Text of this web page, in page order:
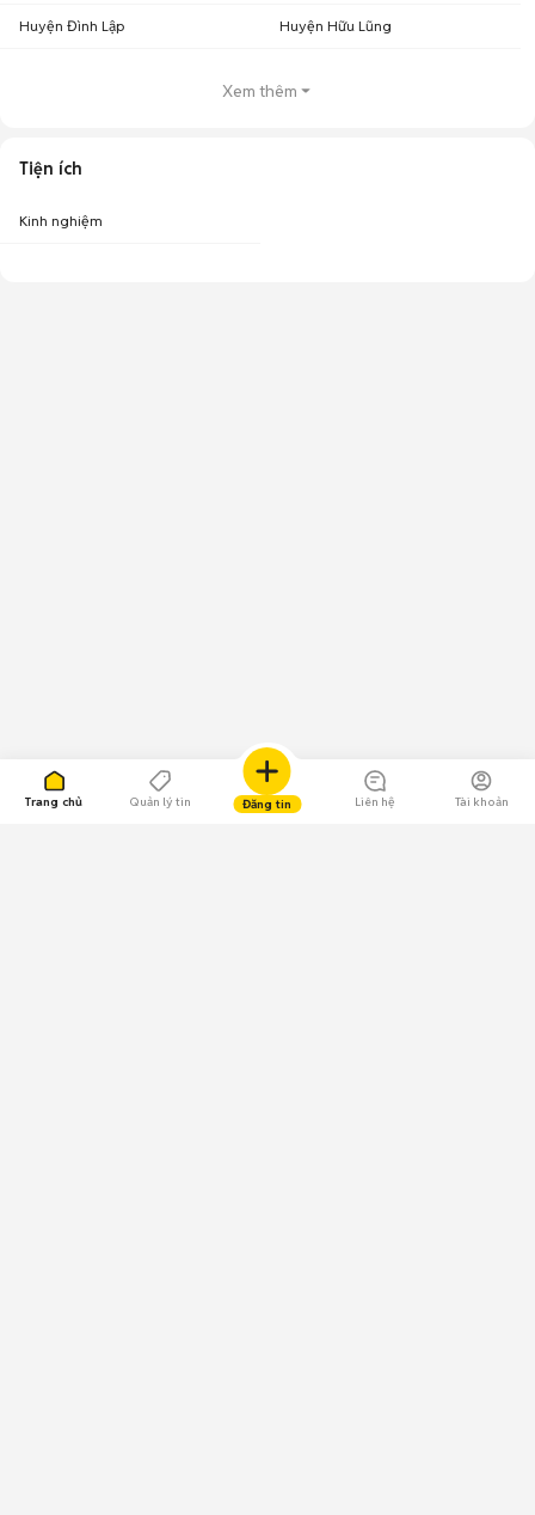
Trang chủ Quản lý tin Đăng tin Liên hệ Tài khoản
Huyện Đình Lập Huyện Hữu Lũng
Xem thêm
Tiện ích
Kinh nghiệm